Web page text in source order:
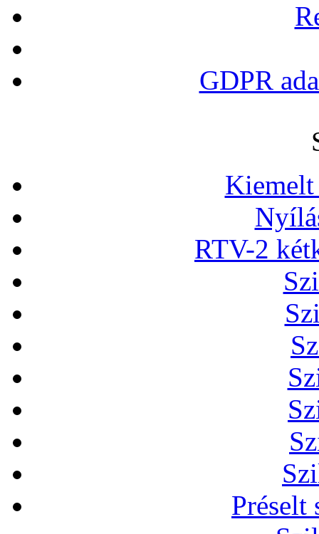
GDPR
RTV-2
Préselt